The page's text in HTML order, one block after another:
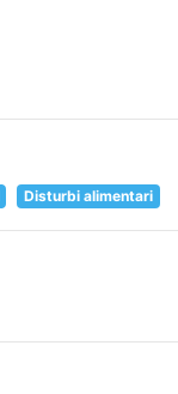
Disturbi alimentari